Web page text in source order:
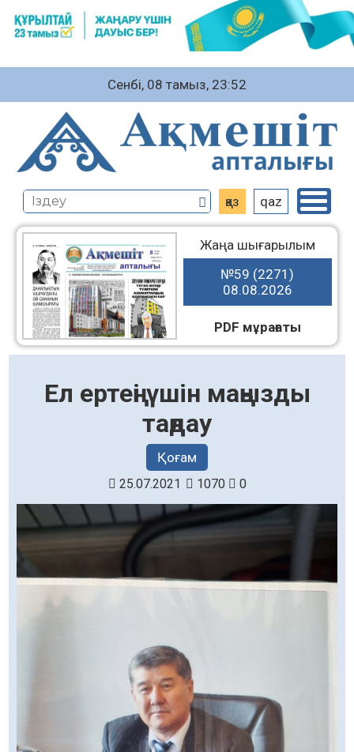
Сенбі, 08 тамыз, 23:52
қаз qaz
Жаңа шығарылым
№59 (2271)
08.08.2026
PDF мұрағаты
Ел ертеңі үшін маңызды
таңдау
Қоғам
25.07.2021 1070 0